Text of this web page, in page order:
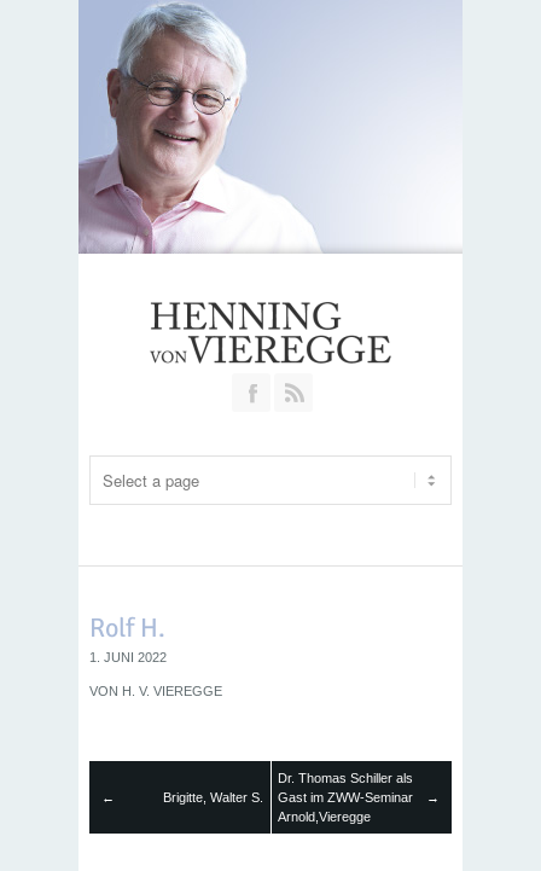
Join our Facebook Group
Rolf H.
1. JUNI 2022
VON H. V. VIEREGGE
← Brigitte, Walter S.
Dr. Thomas Schiller als
Gast im ZWW-Seminar
Arnold,Vieregge
→